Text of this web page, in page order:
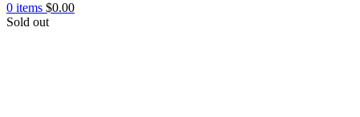
0 items $0.00
Sold out